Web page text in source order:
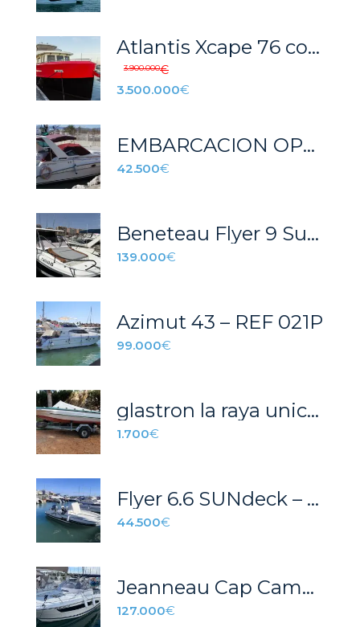
Atlantis Xcape 76 compact explorer
3.900.000€
3.500.000€
EMBARCACION OPORTUNIDAD
42.500€
Beneteau Flyer 9 Sundeck
139.000€
Azimut 43 – REF 021P
99.000€
glastron la raya unico propietario
1.700€
Flyer 6.6 SUNdeck – 024S
44.500€
Jeanneau Cap Camarat 9.0 WA
127.000€